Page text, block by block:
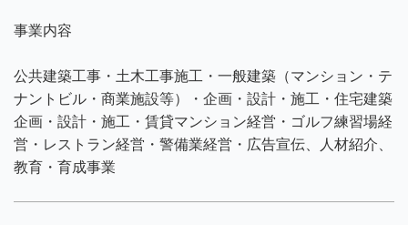
事業内容
公共建築工事・土木工事施工・一般建築（マンション・テ
ナントビル・商業施設等）・企画・設計・施工・住宅建築
企画・設計・施工・賃貸マンション経営・ゴルフ練習場経
営・レストラン経営・警備業経営・広告宣伝、人材紹介、
教育・育成事業